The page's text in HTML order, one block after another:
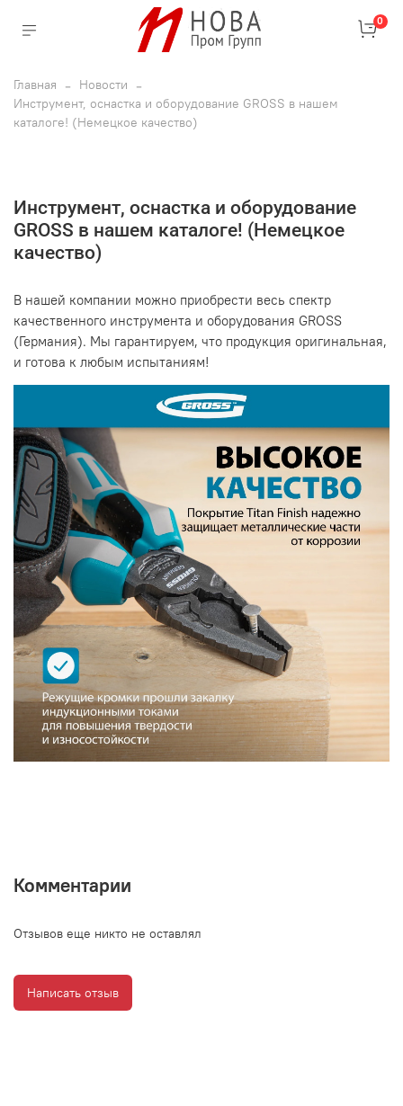
0
Главная
Новости
Инструмент, оснастка и оборудование GROSS в нашем
каталоге! (Немецкое качество)
Инструмент, оснастка и оборудование
GROSS в нашем каталоге! (Немецкое
качество)
В нашей компании можно приобрести весь спектр
качественного инструмента и оборудования GROSS
(Германия). Мы гарантируем, что продукция оригинальная,
и готова к любым испытаниям!
Комментарии
Отзывов еще никто не оставлял
Написать отзыв